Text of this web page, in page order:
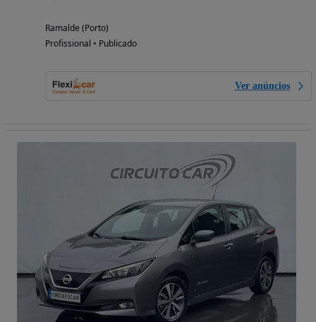
Ramalde (Porto)
Profissional • Publicado
Ver anúncios